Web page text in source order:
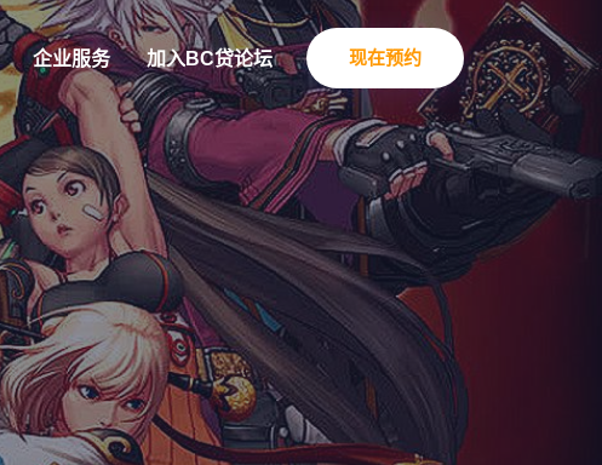
企业服务 加入BC贷论坛 现在预约